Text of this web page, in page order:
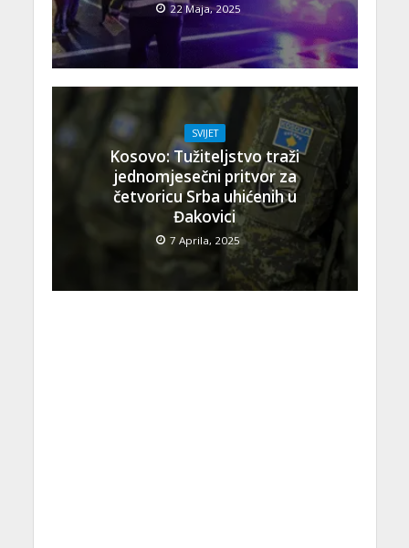
22 Maja, 2025
SVIJET
Kosovo: Tužiteljstvo traži
jednomjesečni pritvor za
četvoricu Srba uhićenih u
Đakovici
7 Aprila, 2025